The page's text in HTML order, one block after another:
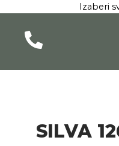
sadržaj
Izaberi
SILVA